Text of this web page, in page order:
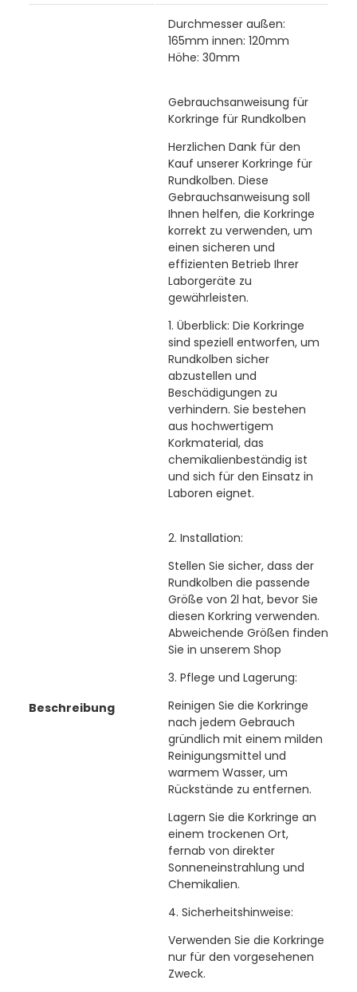
Beschreibung
Durchmesser außen:
165mm innen: 120mm
Höhe: 30mm
Gebrauchsanweisung für
Korkringe für Rundkolben
Herzlichen Dank für den
Kauf unserer Korkringe für
Rundkolben. Diese
Gebrauchsanweisung soll
Ihnen helfen, die Korkringe
korrekt zu verwenden, um
einen sicheren und
effizienten Betrieb Ihrer
Laborgeräte zu
gewährleisten.
1. Überblick: Die Korkringe
sind speziell entworfen, um
Rundkolben sicher
abzustellen und
Beschädigungen zu
verhindern. Sie bestehen
aus hochwertigem
Korkmaterial, das
chemikalienbeständig ist
und sich für den Einsatz in
Laboren eignet.
2. Installation:
Stellen Sie sicher, dass der
Rundkolben die passende
Größe von 2l hat, bevor Sie
diesen Korkring verwenden.
Abweichende Größen finden
Sie in unserem Shop
3. Pflege und Lagerung:
Reinigen Sie die Korkringe
nach jedem Gebrauch
gründlich mit einem milden
Reinigungsmittel und
warmem Wasser, um
Rückstände zu entfernen.
Lagern Sie die Korkringe an
einem trockenen Ort,
fernab von direkter
Sonneneinstrahlung und
Chemikalien.
4. Sicherheitshinweise:
Verwenden Sie die Korkringe
nur für den vorgesehenen
Zweck.